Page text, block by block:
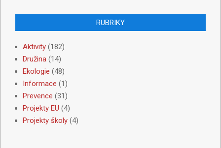
RUBRIKY
Aktivity (182)
Družina (14)
Ekologie (48)
Informace (1)
Prevence (31)
Projekty EU (4)
Projekty školy (4)